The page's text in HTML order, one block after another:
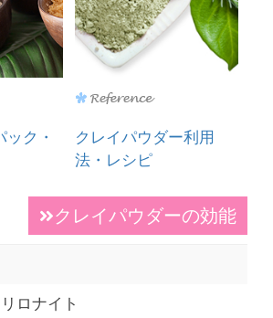
ク・
クレイパウダー利用
法・レシピ
クレイパウダーの効能
ロナイト